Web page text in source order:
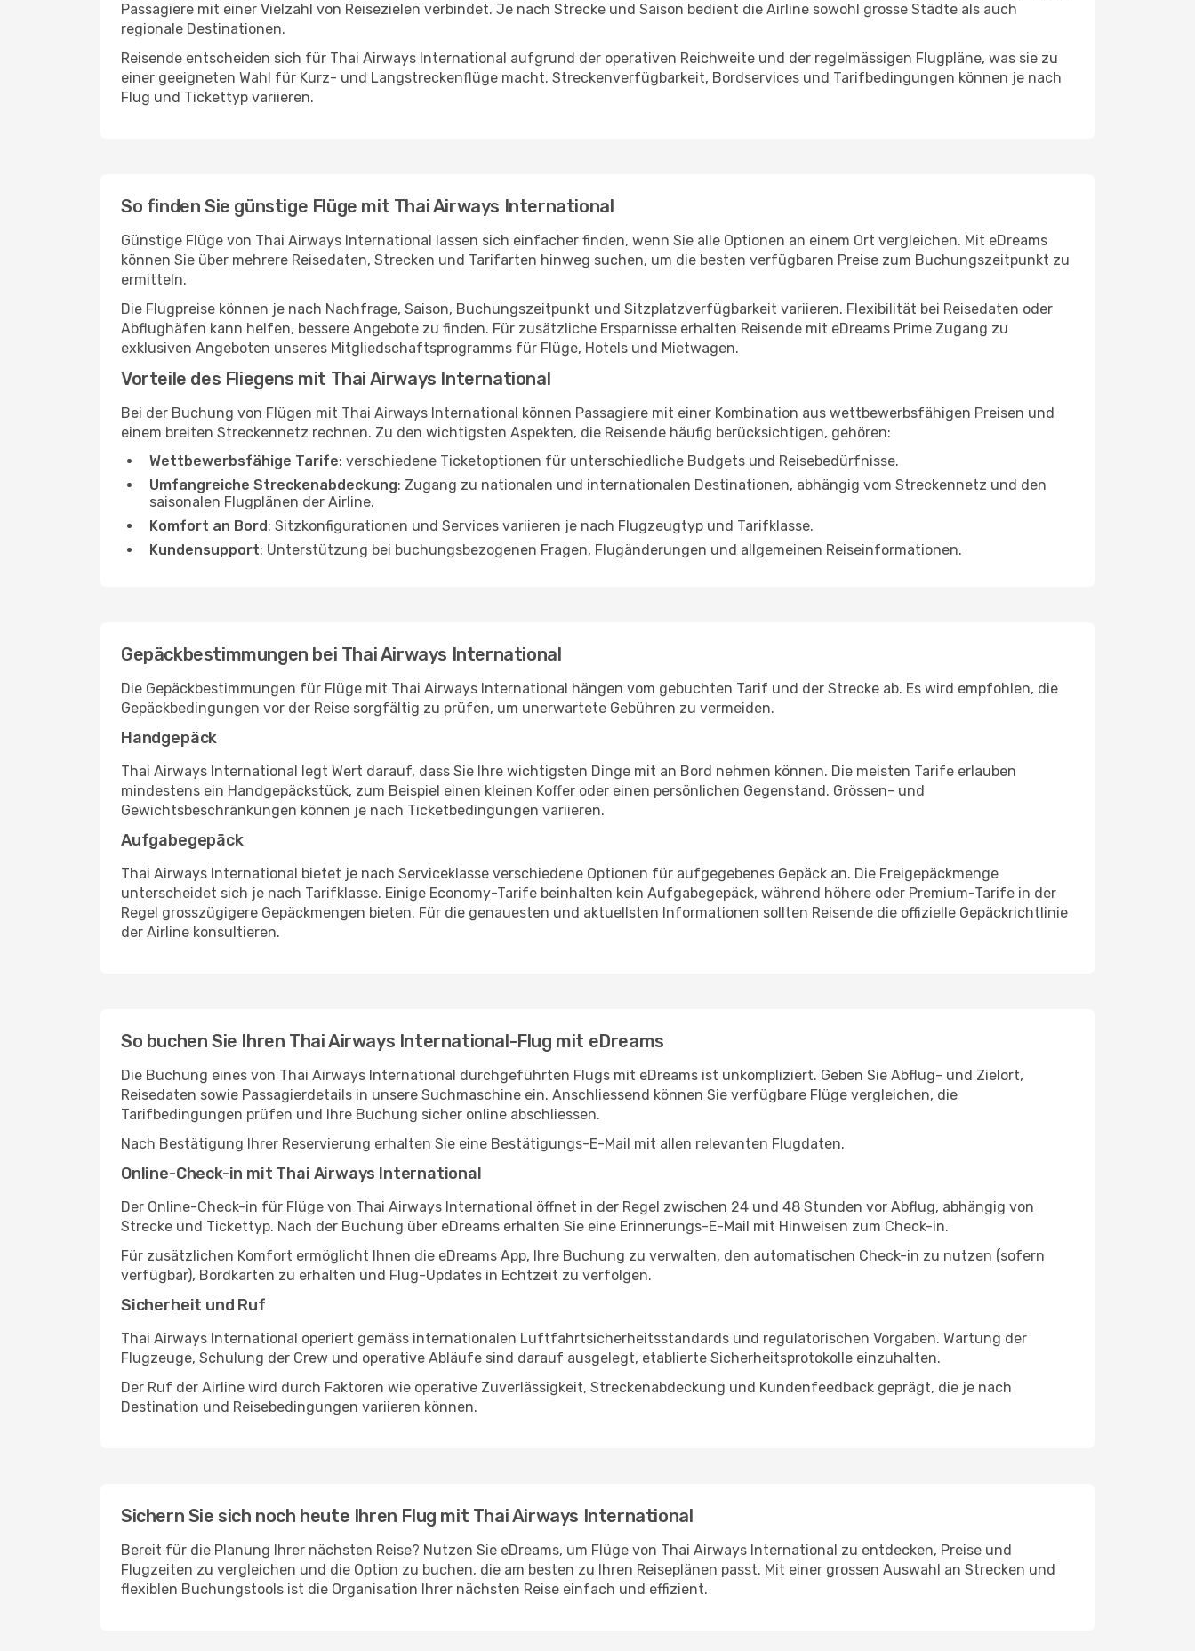
Passagiere mit einer Vielzahl von Reisezielen verbindet. Je nach Strecke und Saison bedient die Airline sowohl grosse Städte als auch
regionale Destinationen.
Reisende entscheiden sich für Thai Airways International aufgrund der operativen Reichweite und der regelmässigen Flugpläne, was sie zu
einer geeigneten Wahl für Kurz- und Langstreckenflüge macht. Streckenverfügbarkeit, Bordservices und Tarifbedingungen können je nach
Flug und Tickettyp variieren.
So finden Sie günstige Flüge mit Thai Airways International
Günstige Flüge von Thai Airways International lassen sich einfacher finden, wenn Sie alle Optionen an einem Ort vergleichen. Mit eDreams
können Sie über mehrere Reisedaten, Strecken und Tarifarten hinweg suchen, um die besten verfügbaren Preise zum Buchungszeitpunkt zu
ermitteln.
Die Flugpreise können je nach Nachfrage, Saison, Buchungszeitpunkt und Sitzplatzverfügbarkeit variieren. Flexibilität bei Reisedaten oder
Abflughäfen kann helfen, bessere Angebote zu finden. Für zusätzliche Ersparnisse erhalten Reisende mit eDreams Prime Zugang zu
exklusiven Angeboten unseres Mitgliedschaftsprogramms für Flüge, Hotels und Mietwagen.
Vorteile des Fliegens mit Thai Airways International
Bei der Buchung von Flügen mit Thai Airways International können Passagiere mit einer Kombination aus wettbewerbsfähigen Preisen und
einem breiten Streckennetz rechnen. Zu den wichtigsten Aspekten, die Reisende häufig berücksichtigen, gehören:
Wettbewerbsfähige Tarife: verschiedene Ticketoptionen für unterschiedliche Budgets und Reisebedürfnisse.
Umfangreiche Streckenabdeckung: Zugang zu nationalen und internationalen Destinationen, abhängig vom Streckennetz und den
saisonalen Flugplänen der Airline.
Komfort an Bord: Sitzkonfigurationen und Services variieren je nach Flugzeugtyp und Tarifklasse.
Kundensupport: Unterstützung bei buchungsbezogenen Fragen, Flugänderungen und allgemeinen Reiseinformationen.
Gepäckbestimmungen bei Thai Airways International
Die Gepäckbestimmungen für Flüge mit Thai Airways International hängen vom gebuchten Tarif und der Strecke ab. Es wird empfohlen, die
Gepäckbedingungen vor der Reise sorgfältig zu prüfen, um unerwartete Gebühren zu vermeiden.
Handgepäck
Thai Airways International legt Wert darauf, dass Sie Ihre wichtigsten Dinge mit an Bord nehmen können. Die meisten Tarife erlauben
mindestens ein Handgepäckstück, zum Beispiel einen kleinen Koffer oder einen persönlichen Gegenstand. Grössen- und
Gewichtsbeschränkungen können je nach Ticketbedingungen variieren.
Aufgabegepäck
Thai Airways International bietet je nach Serviceklasse verschiedene Optionen für aufgegebenes Gepäck an. Die Freigepäckmenge
unterscheidet sich je nach Tarifklasse. Einige Economy-Tarife beinhalten kein Aufgabegepäck, während höhere oder Premium-Tarife in der
Regel grosszügigere Gepäckmengen bieten. Für die genauesten und aktuellsten Informationen sollten Reisende die offizielle Gepäckrichtlinie
der Airline konsultieren.
So buchen Sie Ihren Thai Airways International-Flug mit eDreams
Die Buchung eines von Thai Airways International durchgeführten Flugs mit eDreams ist unkompliziert. Geben Sie Abflug- und Zielort,
Reisedaten sowie Passagierdetails in unsere Suchmaschine ein. Anschliessend können Sie verfügbare Flüge vergleichen, die
Tarifbedingungen prüfen und Ihre Buchung sicher online abschliessen.
Nach Bestätigung Ihrer Reservierung erhalten Sie eine Bestätigungs-E-Mail mit allen relevanten Flugdaten.
Online-Check-in mit Thai Airways International
Der Online-Check-in für Flüge von Thai Airways International öffnet in der Regel zwischen 24 und 48 Stunden vor Abflug, abhängig von
Strecke und Tickettyp. Nach der Buchung über eDreams erhalten Sie eine Erinnerungs-E-Mail mit Hinweisen zum Check-in.
Für zusätzlichen Komfort ermöglicht Ihnen die eDreams App, Ihre Buchung zu verwalten, den automatischen Check-in zu nutzen (sofern
verfügbar), Bordkarten zu erhalten und Flug-Updates in Echtzeit zu verfolgen.
Sicherheit und Ruf
Thai Airways International operiert gemäss internationalen Luftfahrtsicherheitsstandards und regulatorischen Vorgaben. Wartung der
Flugzeuge, Schulung der Crew und operative Abläufe sind darauf ausgelegt, etablierte Sicherheitsprotokolle einzuhalten.
Der Ruf der Airline wird durch Faktoren wie operative Zuverlässigkeit, Streckenabdeckung und Kundenfeedback geprägt, die je nach
Destination und Reisebedingungen variieren können.
Sichern Sie sich noch heute Ihren Flug mit Thai Airways International
Bereit für die Planung Ihrer nächsten Reise? Nutzen Sie eDreams, um Flüge von Thai Airways International zu entdecken, Preise und
Flugzeiten zu vergleichen und die Option zu buchen, die am besten zu Ihren Reiseplänen passt. Mit einer grossen Auswahl an Strecken und
flexiblen Buchungstools ist die Organisation Ihrer nächsten Reise einfach und effizient.